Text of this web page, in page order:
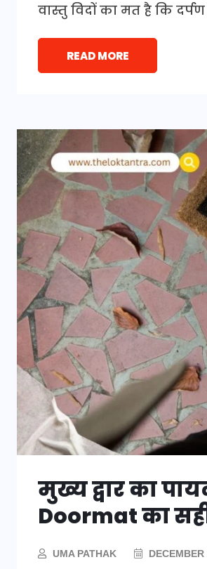
वास्तु विदों का मत है कि
READ MORE
मुख्य द्वार का
Doormat का
UMA PATHAK